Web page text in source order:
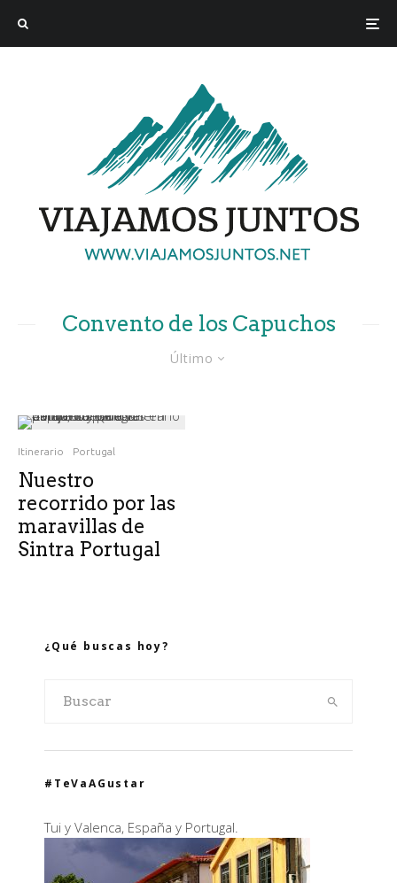
Convento de los Capuchos
Último
Itinerario Portugal
Nuestro
recorrido por las
maravillas de
Sintra Portugal
¿Qué buscas hoy?
#TeVaAGustar
Tui y Valenca, España y Portugal.